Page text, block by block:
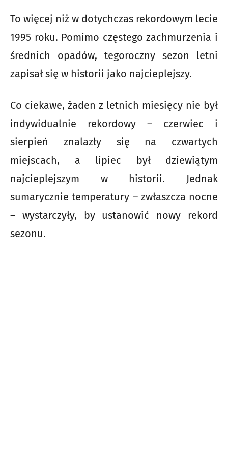
To więcej niż w dotychczas rekordowym lecie
1995 roku. Pomimo częstego zachmurzenia i
średnich opadów, tegoroczny sezon letni
zapisał się w historii jako najcieplejszy.
Co ciekawe, żaden z letnich miesięcy nie był
indywidualnie rekordowy – czerwiec i
sierpień znalazły się na czwartych
miejscach, a lipiec był dziewiątym
najcieplejszym w historii. Jednak
sumarycznie temperatury – zwłaszcza nocne
– wystarczyły, by ustanowić nowy rekord
sezonu.